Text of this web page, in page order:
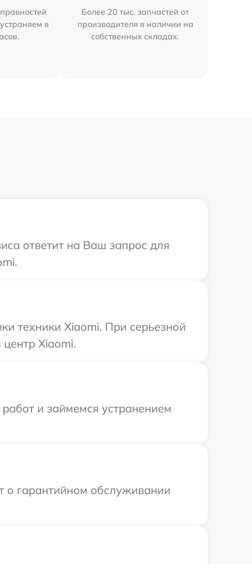
в
Более 20 тыс. запчастей от
производителя в наличии на
собственных складах.
ответит на Ваш запрос для
техники Xiaomi. При серьезной
Xiaomi.
и займемся устранением
о гарантийном обслуживании